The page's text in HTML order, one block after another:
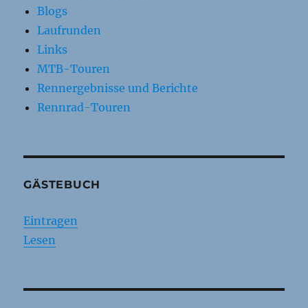
Blogs
Laufrunden
Links
MTB-Touren
Rennergebnisse und Berichte
Rennrad-Touren
GÄSTEBUCH
Eintragen
Lesen